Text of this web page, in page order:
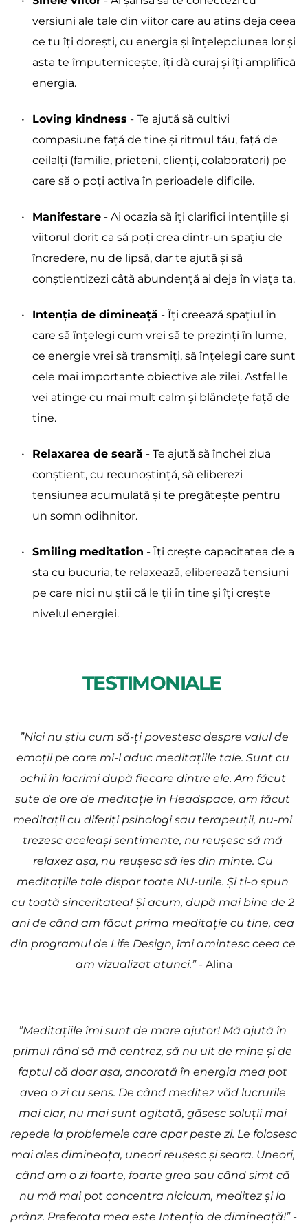
versiuni ale tale din viitor care au atins deja ceea
ce tu îți dorești, cu energia și înțelepciunea lor și
asta te împuternicește, îți dă curaj și îți amplifică
energia.
Loving kindness - Te ajută să cultivi
compasiune față de tine și ritmul tău, față de
ceilalți (familie, prieteni, clienți, colaboratori) pe
care să o poți activa în perioadele dificile.
Manifestare - Ai ocazia să îți clarifici intențiile și
viitorul dorit ca să poți crea dintr-un spațiu de
încredere, nu de lipsă, dar te ajută și să
conștientizezi câtă abundență ai deja în viața ta.
Intenția de dimineață - Îți creează spațiul în
care să înțelegi cum vrei să te prezinți în lume,
ce energie vrei să transmiți, să înțelegi care sunt
cele mai importante obiective ale zilei. Astfel le
vei atinge cu mai mult calm și blândețe față de
tine.
Relaxarea de seară - Te ajută să închei ziua
conștient, cu recunoștință, să eliberezi
tensiunea acumulată și te pregătește pentru
un somn odihnitor.
Smiling meditation - Îți crește capacitatea de a
sta cu bucuria, te relaxează, eliberează tensiuni
pe care nici nu știi că le ții în tine și îți crește
nivelul energiei.
TESTIMONIALE
”Nici nu știu cum să-ți povestesc despre valul de
emoții pe care mi-l aduc meditațiile tale. Sunt cu
ochii în lacrimi după fiecare dintre ele. Am făcut
sute de ore de meditație în Headspace, am făcut
meditații cu diferiți psihologi sau terapeuții, nu-mi
trezesc aceleași sentimente, nu reușesc să mă
relaxez așa, nu reușesc să ies din minte. Cu
meditațiile tale dispar toate NU-urile. Și ti-o spun
cu toată sinceritatea! Și acum, după mai bine de 2
ani de când am făcut prima meditație cu tine, cea
din programul de Life Design, îmi amintesc ceea ce
am vizualizat atunci.” - Alina
”Meditațiile îmi sunt de mare ajutor! Mă ajută în
primul rând să mă centrez, să nu uit de mine și de
faptul că doar așa, ancorată în energia mea pot
avea o zi cu sens. De când meditez văd lucrurile
mai clar, nu mai sunt agitată, găsesc soluții mai
repede la problemele care apar peste zi. Le folosesc
mai ales dimineața, uneori reușesc și seara. Uneori,
când am o zi foarte, foarte grea sau când simt că
nu mă mai pot concentra nicicum, meditez și la
prânz. Preferata mea este Intenția de dimineață!” -